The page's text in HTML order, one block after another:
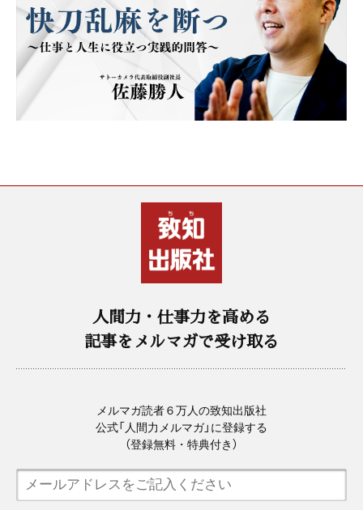
人間力・仕事力を高める
記事をメルマガで受け取る
メルマガ読者６万人の致知出版社
公式「人間力メルマガ」に登録する
（登録無料・特典付き）